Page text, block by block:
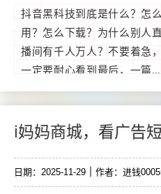
抖音黑科技到底是什么？怎么
用？怎么下载？为什么别人直
播间有千人万人？不要着急，
一定要耐心看到最后，一篇文
章告诉你！如果是老手可以
略，直接下载或者加V，软
免费送！简单来说它就像淘
品无法拿到明面上去卖。在这
个平台上自己或者他人作品
i妈妈商城，看广告
日期：2025-11-29 作者：进钱